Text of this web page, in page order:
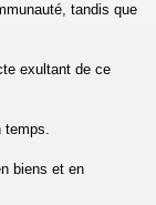
tandis que
exultant de ce
temps.
biens et en